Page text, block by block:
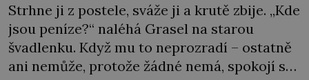
Strhne ji z postele, sváže ji a krutě zbije. „Kde
jsou peníze?“ naléhá Grasel na starou
švadlenku. Když mu to neprozradí – ostatně
ani nemůže, protože žádné nemá, spokojí se